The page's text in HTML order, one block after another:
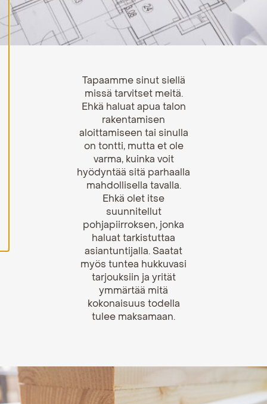
H
y
v
ä
Tapaamme sinut siellä
missä tarvitset meitä.
Ehkä haluat apua talon
rakentamisen
aloittamiseen tai sinulla
on tontti, mutta et ole
varma, kuinka voit
hyödyntää sitä parhaalla
mahdollisella tavalla.
Ehkä olet itse
suunnitellut
pohjapiirroksen, jonka
haluat tarkistuttaa
asiantuntijalla. Saatat
myös tuntea hukkuvasi
tarjouksiin ja yrität
ymmärtää mitä
kokonaisuus todella
tulee maksamaan.